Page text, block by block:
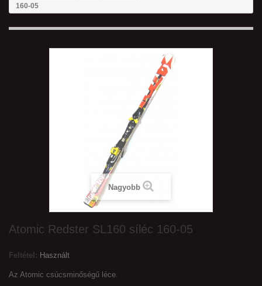
160-05
Nagyobb
Atomic Redster SL160 síléc 160-05
Feltétel: Használt
Az Atomic csúcsminőségű léce.